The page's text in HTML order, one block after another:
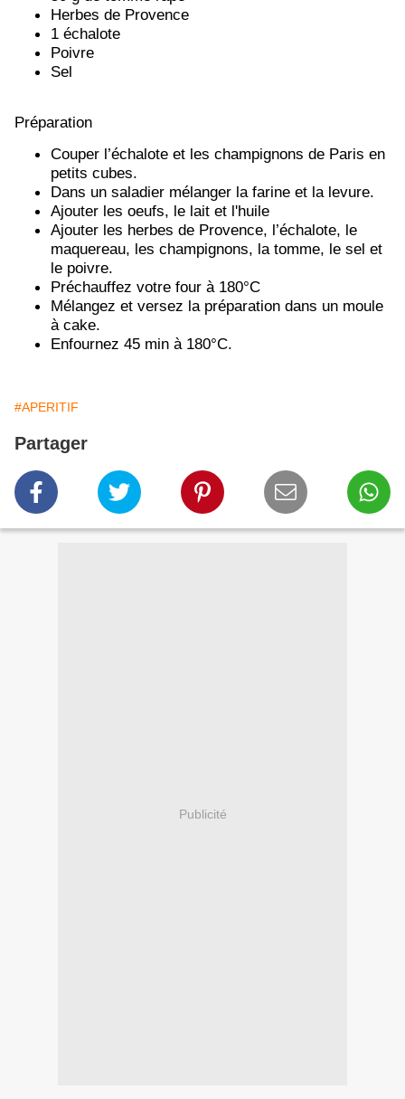
Herbes de Provence
1 échalote
Poivre
Sel
Préparation
Couper l’échalote et les champignons de Paris en
petits cubes.
Dans un saladier mélanger la farine et la levure.
Ajouter les oeufs, le lait et l'huile
Ajouter les herbes de Provence, l’échalote, le
maquereau, les champignons, la tomme, le sel et
le poivre.
Préchauffez votre four à 180°C
Mélangez et versez la préparation dans un moule
à cake.
Enfournez 45 min à 180°C.
#APERITIF
Partager
Publicité